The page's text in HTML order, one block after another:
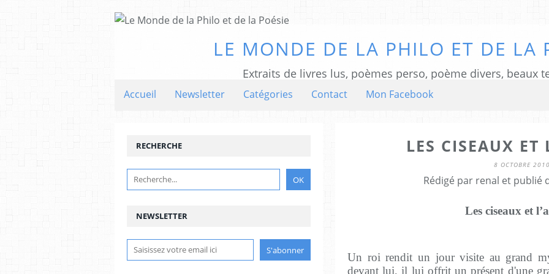
LE MONDE DE LA PHILO ET DE LA
Extraits de livres lus, poèmes perso, poème divers, beaux
Accueil Newsletter Catégories Contact Mon Facebook
LES CISEAUX
8 OCTOBRE
Rédigé par renal et publié
Les ciseaux et
Un roi rendit un jour visite au grand
devant lui, il lui offrit un présent d'une
NEWSLETTER
RECHERCHE